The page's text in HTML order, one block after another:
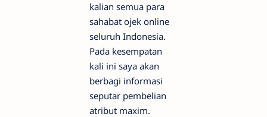
kalian semua para
sahabat ojek online
seluruh Indonesia.
Pada kesempatan
kali ini saya akan
berbagi informasi
seputar pembelian
atribut maxim.